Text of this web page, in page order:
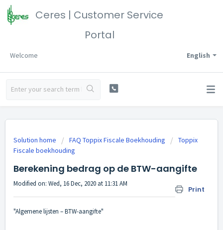
Ceres | Customer Service
Portal
English
Welcome
Solution home FAQ Toppix Fiscale Boekhouding
Toppix
Fiscale boekhouding
Berekening bedrag op de BTW-aangifte
Print
Modified on: Wed, 16 Dec, 2020 at 11:31 AM
"Algemene lijsten – BTW-aangifte"